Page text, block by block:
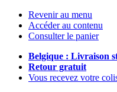
Revenir au menu
Accéder au contenu
Consulter le panier
Belgique : Livraison
Retour gratuit
Vous recevez votre